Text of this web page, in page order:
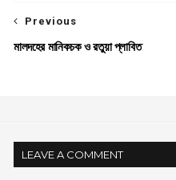
Previous
মালদহের মানিকচক ও রতুয়া প্লাবিত
LEAVE A COMMENT